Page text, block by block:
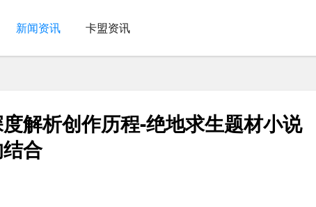
新闻资讯 卡盟资讯
解析创作历程-绝地求生题材小说
合